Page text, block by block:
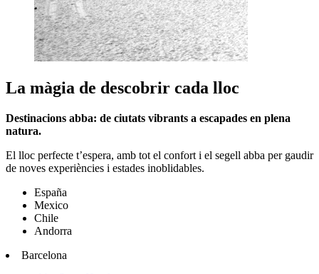
La màgia de descobrir cada lloc
Destinacions abba: de ciutats vibrants a escapades en plena
natura.
El lloc perfecte t’espera, amb tot el confort i el segell abba per gaudir
de noves experiències i estades inoblidables.
España
Mexico
Chile
Andorra
Barcelona